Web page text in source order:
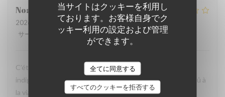
当サイトはクッキーを利用し
ております。お客様自身でク
ッキー利用の設定および管理
ができます。
全てに同意する
すべてのクッキーを拒否する
Noah
2026-07-07
- 19:30 - ゲスト 6
サービス
雰囲気 : 4/5 メニュー: 1 /5 品質-価格
C’était bon, mais suite à la soirée j’ai fait une violente
indigestion qui a nécessité un lavement. C’est sûrement dû à
la viande et au pain qui avaient un goût légèrement avarié,